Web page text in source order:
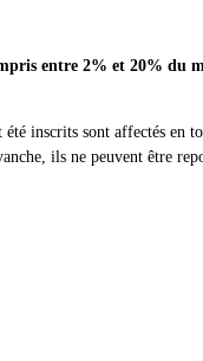
entre 2% et 20% du
inscrits sont affectés en
ils ne peuvent être